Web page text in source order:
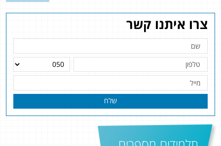
צרו איתנו קשר
שלח